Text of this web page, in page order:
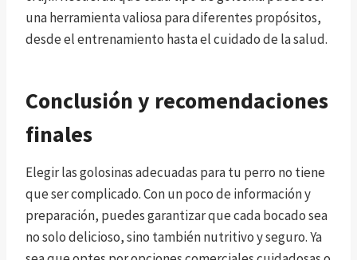
una herramienta valiosa para diferentes propósitos,
desde el entrenamiento hasta el cuidado de la salud.
Conclusión y recomendaciones
finales
Elegir las golosinas adecuadas para tu perro no tiene
que ser complicado. Con un poco de información y
preparación, puedes garantizar que cada bocado sea
no solo delicioso, sino también nutritivo y seguro. Ya